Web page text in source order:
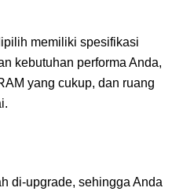
memiliki spesifikasi
kebutuhan performa Anda,
yang cukup, dan ruang
di-upgrade, sehingga Anda